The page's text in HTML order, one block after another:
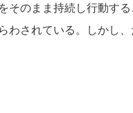
のまま持続し行動する
わされている。しかし